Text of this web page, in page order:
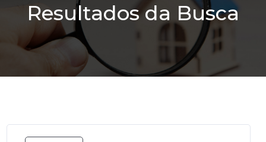
Resultados da Busca